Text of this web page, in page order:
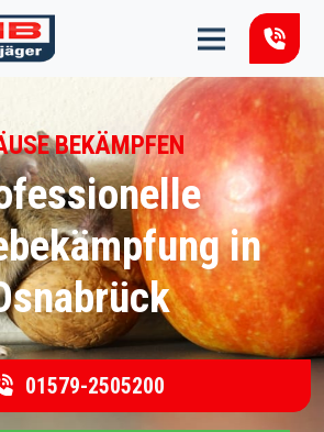
BEKÄMPFEN
in
01579-2505200